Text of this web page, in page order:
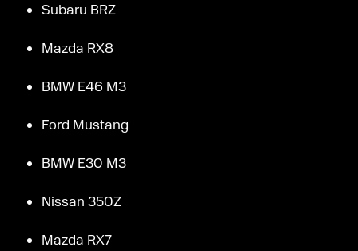
Subaru BRZ
Mazda RX8
BMW E46 M3
Ford Mustang
BMW E30 M3
Nissan 350Z
Mazda RX7